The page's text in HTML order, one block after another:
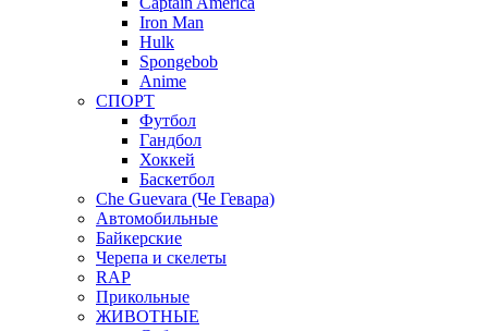
Iron Man
Hulk
Spongebob
Anime
СПОРТ
Футбол
Гандбол
Хоккей
Баскетбол
Che Guevara (Че Гевара)
Автомобильные
Байкерские
Черепа и скелеты
RAP
Прикольные
ЖИВОТНЫЕ